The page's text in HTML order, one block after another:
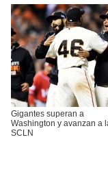
Gigantes superan a
Washington y avanzan a
SCLN